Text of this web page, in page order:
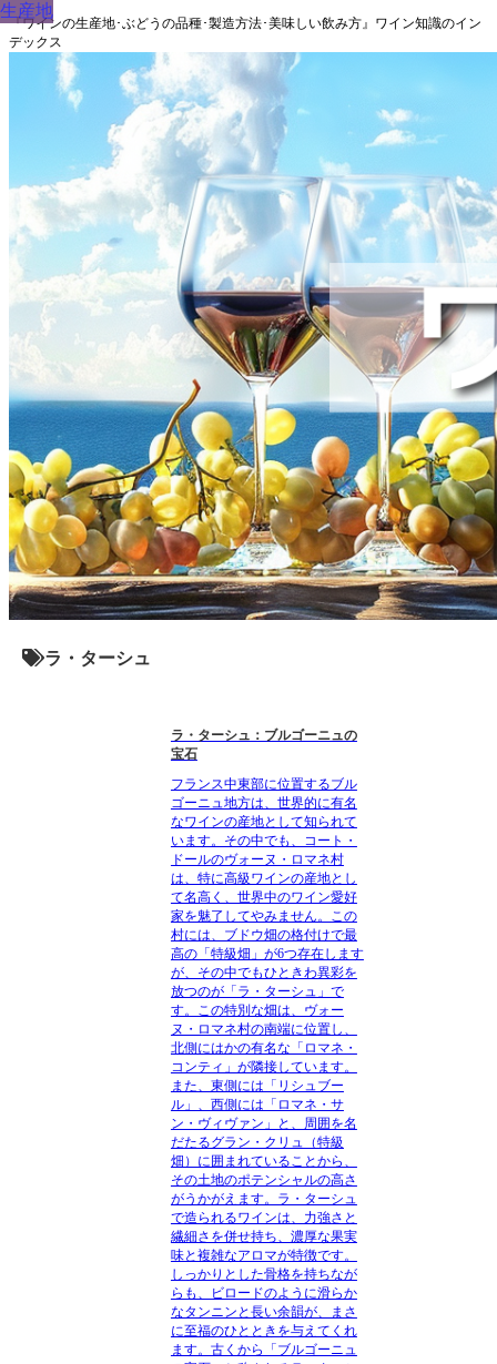
『ワインの生産地･ぶどうの品種･製造方法･美味しい飲み方』ワイン知識のイン
デックス
ラ・ターシュ
生産地
ラ・ターシュ：ブルゴーニュの
宝石
フランス中東部に位置するブル
ゴーニュ地方は、世界的に有名
なワインの産地として知られて
います。その中でも、コート・
ドールのヴォーヌ・ロマネ村
は、特に高級ワインの産地とし
て名高く、世界中のワイン愛好
家を魅了してやみません。この
村には、ブドウ畑の格付けで最
高の「特級畑」が6つ存在します
が、その中でもひときわ異彩を
放つのが「ラ・ターシュ」で
す。この特別な畑は、ヴォー
ヌ・ロマネ村の南端に位置し、
北側にはかの有名な「ロマネ・
コンティ」が隣接しています。
また、東側には「リシュブー
ル」、西側には「ロマネ・サ
ン・ヴィヴァン」と、周囲を名
だたるグラン・クリュ（特級
畑）に囲まれていることから、
その土地のポテンシャルの高さ
がうかがえます。ラ・ターシュ
で造られるワインは、力強さと
繊細さを併せ持ち、濃厚な果実
味と複雑なアロマが特徴です。
しっかりとした骨格を持ちなが
らも、ビロードのように滑らか
なタンニンと長い余韻が、まさ
に至福のひとときを与えてくれ
ます。古くから「ブルゴーニュ